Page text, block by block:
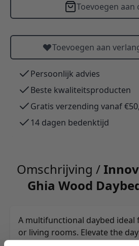
Toevoegen aan
Toevoegen aan
Persoonlijk advies
Beste kwaliteitsproducten
Gratis verzending vanaf
14 dagen bedenktijd
Omschrijving /
Ghia Wood
A multifunctional daybed ideal
or living rooms. Elevate the